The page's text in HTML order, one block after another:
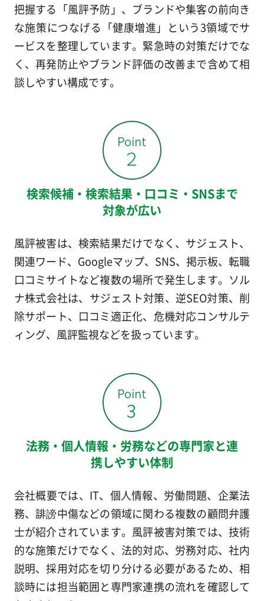
把握する「風評予防」、ブランドや集客の前向き
な施策につなげる「健康増進」という3領域でサ
ービスを整理しています。緊急時の対策だけでな
く、再発防止やブランド評価の改善まで含めて相
談しやすい構成です。
検索候補・検索結果・口コミ・SNSまで
対象が広い
風評被害は、検索結果だけでなく、サジェスト、
関連ワード、Googleマップ、SNS、掲示板、転職
口コミサイトなど複数の場所で発生します。ソル
ナ株式会社は、サジェスト対策、逆SEO対策、削
除サポート、口コミ適正化、危機対応コンサルテ
ィング、風評監視などを扱っています。
法務・個人情報・労務などの専門家と連
携しやすい体制
会社概要では、IT、個人情報、労働問題、企業法
務、誹謗中傷などの領域に関わる複数の顧問弁護
士が紹介されています。風評被害対策では、技術
的な施策だけでなく、法的対応、労務対応、社内
説明、採用対応を切り分ける必要があるため、相
談時には担当範囲と専門家連携の流れを確認して